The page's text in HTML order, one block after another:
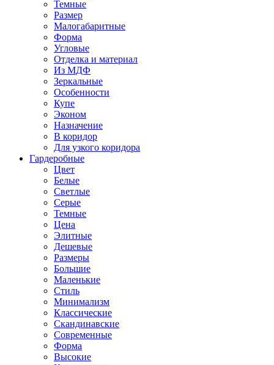
Темные
Размер
Малогабаритные
Форма
Угловые
Отделка и материал
Из МДФ
Зеркальные
Особенности
Купе
Эконом
Назначение
В коридор
Для узкого коридора
Гардеробные
Цвет
Белые
Светлые
Серые
Темные
Цена
Элитные
Дешевые
Размеры
Большие
Маленькие
Стиль
Минимализм
Классические
Скандинавские
Современные
Форма
Высокие